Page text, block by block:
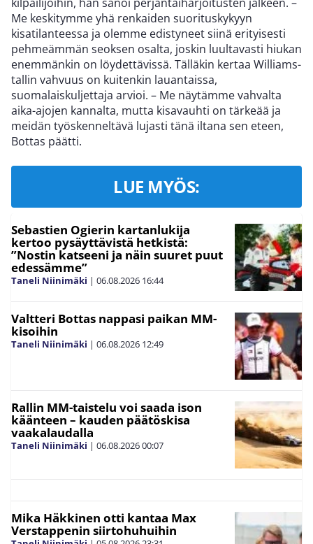
Me keskitymme yhä renkaiden suorituskykyyn
kisatilanteessa ja olemme edistyneet siinä erityisesti
pehmeämmän seoksen osalta, joskin luultavasti hiukan
enemmänkin on löydettävissä. Tälläkin kertaa Williams-
tallin vahvuus on kuitenkin lauantaissa,
suomalaiskuljettaja arvioi. – Me näytämme vahvalta
aika-ajojen kannalta, mutta kisavauhti on tärkeää ja
meidän työskenneltävä lujasti tänä iltana sen eteen,
Bottas päätti.
LUE MYÖS:
Sebastien Ogierin kartanlukija
kertoo pysäyttävistä hetkistä:
”Nostin katseeni ja näin suuret puut
edessämme”
Taneli Niinimäki | 06.08.2026 16:44
Valtteri Bottas nappasi paikan MM-
kisoihin
Taneli Niinimäki | 06.08.2026 12:49
Rallin MM-taistelu voi saada ison
käänteen – kauden päätöskisa
vaakalaudalla
Taneli Niinimäki | 06.08.202600:07
Mika Häkkinen otti kantaa Max
Verstappenin siirtohuhuihin